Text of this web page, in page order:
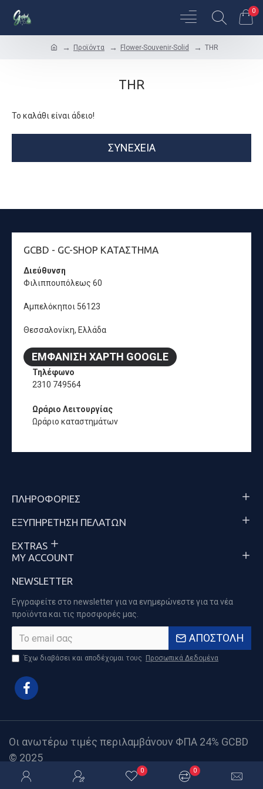
0
Προϊόντα Flower-Souvenir-Solid THR
THR
Το καλάθι είναι άδειο!
ΣΥΝΈΧΕΙΑ
GCBD - GC-SHOP ΚΑΤΆΣΤΗΜΑ
Διεύθυνση
Φιλιππουπόλεως 60
Αμπελόκηποι 56123
Θεσσαλονίκη, Ελλάδα
ΕΜΦΆΝΙΣΗ ΧΆΡΤΗ GOOGLE
Τηλέφωνο
2310 749564
Ωράριο Λειτουργίας
Ωράριο καταστημάτων
ΠΛΗΡΟΦΟΡΊΕΣ
ΕΞΥΠΗΡΈΤΗΣΗ ΠΕΛΑΤΏΝ
EXTRAS
MY ACCOUNT
NEWSLETTER
Εγγραφείτε στο newsletter για να ενημερώνεστε για τα νέα
προϊόντα και τις προσφορές μας.
ΑΠΟΣΤΟΛΉ
Έχω διαβάσει και αποδέχομαι τους Προσωπικά Δεδομένα
Οι ανωτέρω τιμές περιλαμβάνουν ΦΠΑ 24% GCBD
© 2025
0 0